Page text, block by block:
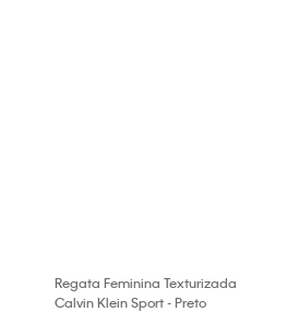
Regata Feminina Texturizada
Calvin Klein Sport - Preto